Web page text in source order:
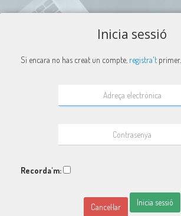
Inicia sessió
Si encara no has creat un compte, registra't primer.
Recorda'm:
Cancel·lar Inicia sessió